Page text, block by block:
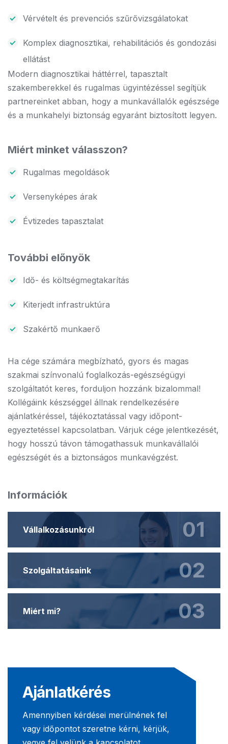
Vérvételt és prevenciós szűrővizsgálatokat
Komplex diagnosztikai, rehabilitációs és gondozási
ellátást
Modern diagnosztikai háttérrel, tapasztalt
szakemberekkel és rugalmas ügyintézéssel segítjük
partnereinket abban, hogy a munkavállalók egészsége
és a munkahelyi biztonság egyaránt biztosított legyen.
Miért minket válasszon?
Rugalmas megoldások
Versenyképes árak
Évtizedes tapasztalat
További előnyök
Idő- és költségmegtakarítás
Kiterjedt infrastruktúra
Szakértő munkaerő
Ha cége számára megbízható, gyors és magas
szakmai színvonalú foglalkozás-egészségügyi
szolgáltatót keres, forduljon hozzánk bizalommal!
Kollégáink készséggel állnak rendelkezésére
ajánlatkéréssel, tájékoztatással vagy időpont-
egyeztetéssel kapcsolatban. Várjuk cége jelentkezését,
hogy hosszú távon támogathassuk munkavállalói
egészségét és a biztonságos munkavégzést.
Információk
Vállalkozásunkról 01
Szolgáltatásaink 02
Miért mi? 03
Ajánlatkérés
Amennyiben kérdései merülnének fel
vagy időpontot szeretne kérni, kérjük,